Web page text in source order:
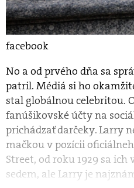
facebook
No a od prvého dňa sa
patril. Médiá si ho
stal globálnou celebritou.
fanúšikovské účty na
prichádzať darčeky. Larry
mačkou v pozícii
Street, od roku 1929 sa
sedem, ale Larry je